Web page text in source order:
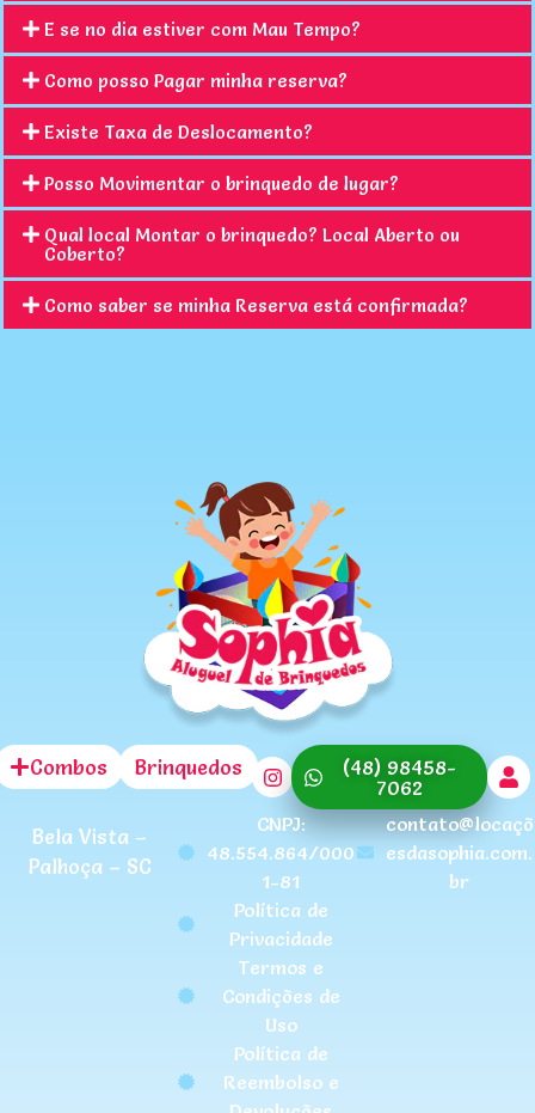
E se no dia estiver com Mau Tempo?
Como posso Pagar minha reserva?
Existe Taxa de Deslocamento?
Posso Movimentar o brinquedo de lugar?
Qual local Montar o brinquedo? Local Aberto ou
Coberto?
Como saber se minha Reserva está confirmada?
Combos Brinquedos
(48) 98458-
7062
Bela Vista –
Palhoça – SC
CNPJ:
48.554.864/000
1-81
Política de
Privacidade
Termos e
Condições de
Uso
Política de
Reembolso e
contato@locaçõ
esdasophia.com.
br